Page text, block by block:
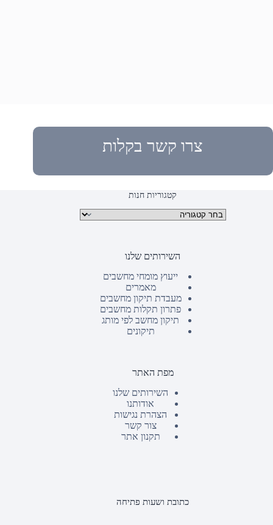
צרו קשר בקלות
קטגוריות חנות
קטגוריות מוצרים
השירותים שלנו
ייעוץ מומחי מחשבים
מאמרים
מעבדת תיקון מחשבים
פתרון תקלות מחשבים
תיקון מחשב לפי מותג
תיקונים
מפת האתר
השירותים שלנו
אודותנו
הצהרת נגישות
צור קשר
תקנון אתר
כתובת ושעות פתיחה